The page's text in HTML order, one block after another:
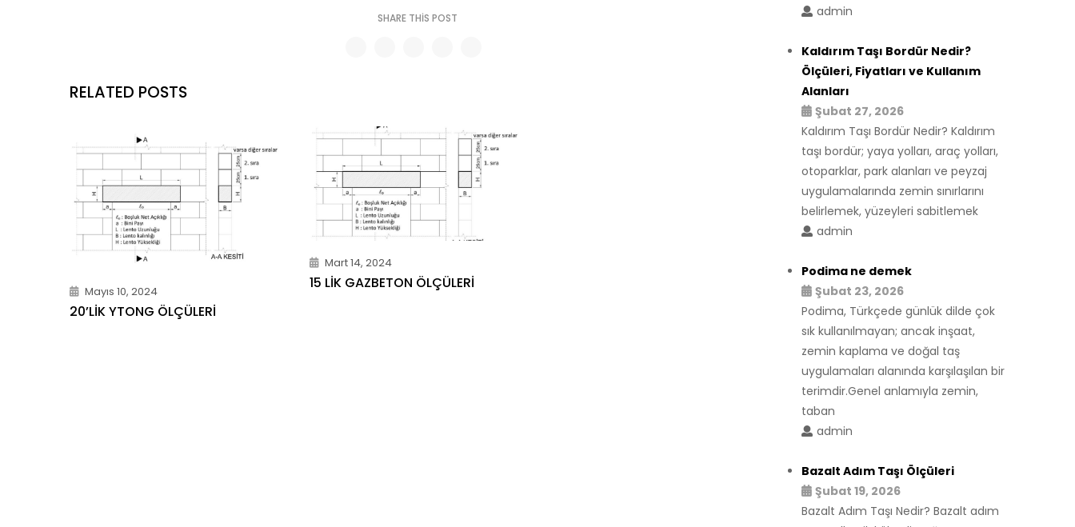
SHARE THIS POST
RELATED POSTS
Mayıs 10, 2024
20’LIK YTONG ÖLÇÜLERI
Mart 14, 2024
15 LIK GAZBETON ÖLÇÜLERI
admin
Kaldırım Taşı Bordür Nedir?
Ölçüleri, Fiyatları ve Kullanım
Alanları
Şubat 27, 2026
Kaldırım Taşı Bordür Nedir? Kaldırım
taşı bordür; yaya yolları, araç yolları,
otoparklar, park alanları ve peyzaj
uygulamalarında zemin sınırlarını
belirlemek, yüzeyleri sabitlemek
admin
Podima ne demek
Şubat 23, 2026
Podima, Türkçede günlük dilde çok
sık kullanılmayan; ancak inşaat,
zemin kaplama ve doğal taş
uygulamaları alanında karşılaşılan bir
terimdir.Genel anlamıyla zemin,
taban
admin
Bazalt Adım Taşı Ölçüleri
Şubat 19, 2026
Bazalt Adım Taşı Nedir? Bazalt adım